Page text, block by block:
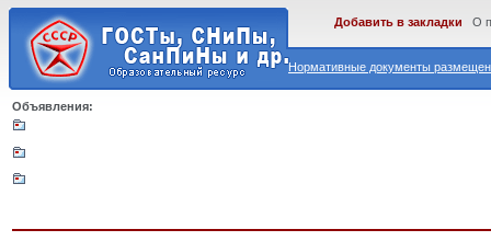
Нормативные документы
Добавить в закладки О
Объявления: